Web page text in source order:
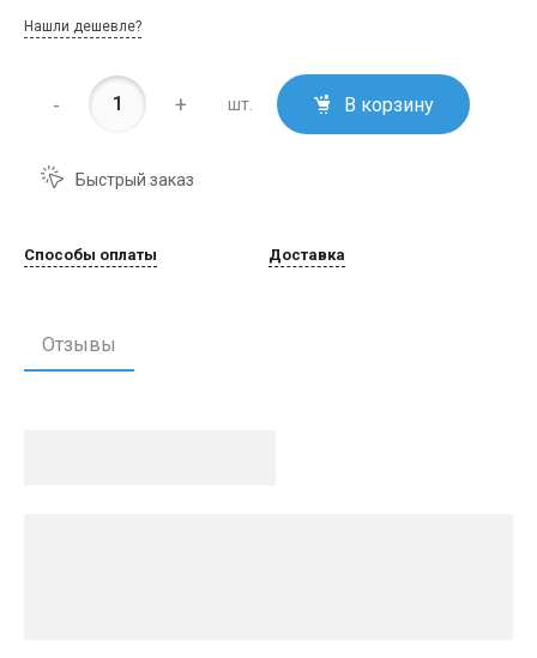
Нашли дешевле?
- + шт. В корзину
Быстрый заказ
Способы оплаты Доставка
Отзывы